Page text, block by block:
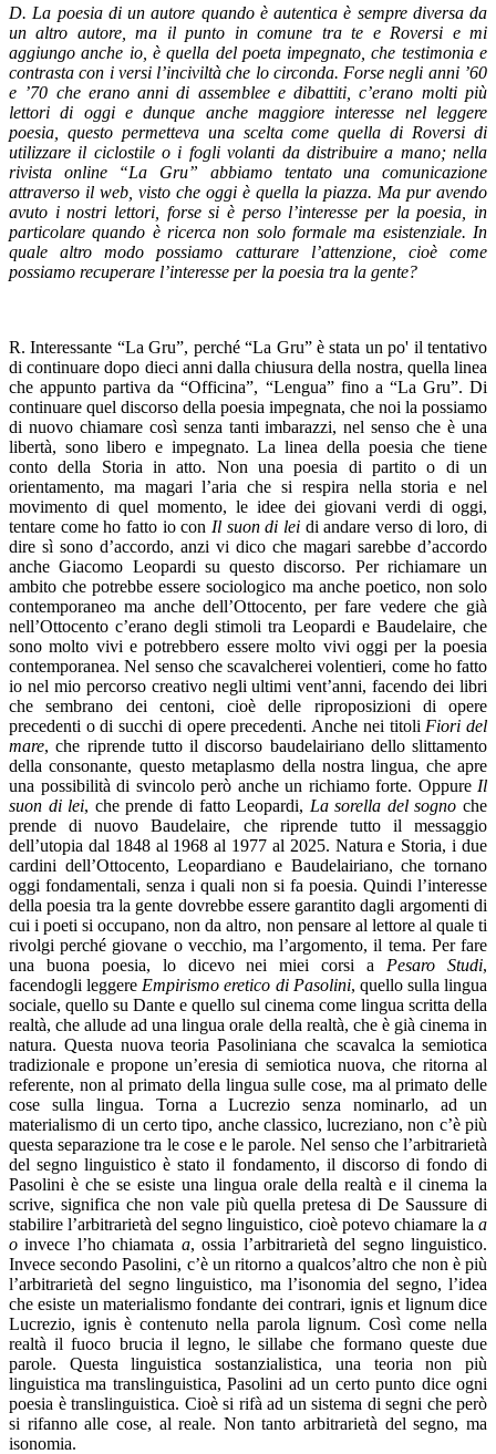
D. La poesia di un autore quando è autentica è sempre diversa da
un altro autore, ma il punto in comune tra te e Roversi e mi
aggiungo anche io, è quella del poeta impegnato, che testimonia e
contrasta con i versi l’inciviltà che lo circonda. Forse negli anni ’60
e ’70 che erano anni di assemblee e dibattiti, c’erano molti più
lettori di oggi e dunque anche maggiore interesse nel leggere
poesia, questo permetteva una scelta come quella di Roversi di
utilizzare il ciclostile o i fogli volanti da distribuire a mano; nella
rivista online “La Gru” abbiamo tentato una comunicazione
attraverso il web, visto che oggi è quella la piazza. Ma pur avendo
avuto i nostri lettori, forse si è perso l’interesse per la poesia, in
particolare quando è ricerca non solo formale ma esistenziale. In
quale altro modo possiamo catturare l’attenzione, cioè come
possiamo recuperare l’interesse per la poesia tra la gente?
R. Interessante “La Gru”, perché “La Gru” è stata un po' il tentativo
di continuare dopo dieci anni dalla chiusura della nostra, quella linea
che appunto partiva da “Officina”, “Lengua” fino a “La Gru”. Di
continuare quel discorso della poesia impegnata, che noi la possiamo
di nuovo chiamare così senza tanti imbarazzi, nel senso che è una
libertà, sono libero e impegnato. La linea della poesia che tiene
conto della Storia in atto. Non una poesia di partito o di un
orientamento, ma magari l’aria che si respira nella storia e nel
movimento di quel momento, le idee dei giovani verdi di oggi,
tentare come ho fatto io con Il suon di lei di andare verso di loro, di
dire sì sono d’accordo, anzi vi dico che magari sarebbe d’accordo
anche Giacomo Leopardi su questo discorso. Per richiamare un
ambito che potrebbe essere sociologico ma anche poetico, non solo
contemporaneo ma anche dell’Ottocento, per fare vedere che già
nell’Ottocento c’erano degli stimoli tra Leopardi e Baudelaire, che
sono molto vivi e potrebbero essere molto vivi oggi per la poesia
contemporanea. Nel senso che scavalcherei volentieri, come ho fatto
io nel mio percorso creativo negli ultimi vent’anni, facendo dei libri
che sembrano dei centoni, cioè delle riproposizioni di opere
precedenti o di succhi di opere precedenti. Anche nei titoli Fiori del
mare, che riprende tutto il discorso baudelairiano dello slittamento
della consonante, questo metaplasmo della nostra lingua, che apre
una possibilità di svincolo però anche un richiamo forte. Oppure Il
suon di lei, che prende di fatto Leopardi, La sorella del sogno che
prende di nuovo Baudelaire, che riprende tutto il messaggio
dell’utopia dal 1848 al 1968 al 1977 al 2025. Natura e Storia, i due
cardini dell’Ottocento, Leopardiano e Baudelairiano, che tornano
oggi fondamentali, senza i quali non si fa poesia. Quindi l’interesse
della poesia tra la gente dovrebbe essere garantito dagli argomenti di
cui i poeti si occupano, non da altro, non pensare al lettore al quale ti
rivolgi perché giovane o vecchio, ma l’argomento, il tema. Per fare
una buona poesia, lo dicevo nei miei corsi a Pesaro Studi,
facendogli leggere Empirismo eretico di Pasolini, quello sulla lingua
sociale, quello su Dante e quello sul cinema come lingua scritta della
realtà, che allude ad una lingua orale della realtà, che è già cinema in
natura. Questa nuova teoria Pasoliniana che scavalca la semiotica
tradizionale e propone un’eresia di semiotica nuova, che ritorna al
referente, non al primato della lingua sulle cose, ma al primato delle
cose sulla lingua. Torna a Lucrezio senza nominarlo, ad un
materialismo di un certo tipo, anche classico, lucreziano, non c’è più
questa separazione tra le cose e le parole. Nel senso che l’arbitrarietà
del segno linguistico è stato il fondamento, il discorso di fondo di
Pasolini è che se esiste una lingua orale della realtà e il cinema la
scrive, significa che non vale più quella pretesa di De Saussure di
stabilire l’arbitrarietà del segno linguistico, cioè potevo chiamare la a
oinvece l’ho chiamata a, ossia l’arbitrarietà del segno linguistico.
Invece secondo Pasolini, c’è un ritorno a qualcos’altro che non è più
l’arbitrarietà del segno linguistico, ma l’isonomia del segno, l’idea
che esiste un materialismo fondante dei contrari, ignis et lignum dice
Lucrezio, ignis è contenuto nella parola lignum. Così come nella
realtà il fuoco brucia il legno, le sillabe che formano queste due
parole. Questa linguistica sostanzialistica, una teoria non più
linguistica ma translinguistica, Pasolini ad un certo punto dice ogni
poesia è translinguistica. Cioè si rifà ad un sistema di segni che però
si rifanno alle cose, al reale. Non tanto arbitrarietà del segno, ma
isonomia.